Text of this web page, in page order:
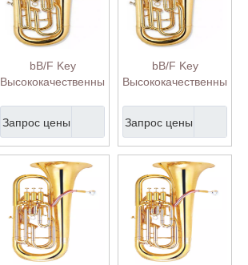
bB/F Key
Высококачественный
эуфониум (EU-
H4400G)
Запрос цены
bB/F Key
Высококачественный
эуфониум (EU-
H4400G)
Запрос цены